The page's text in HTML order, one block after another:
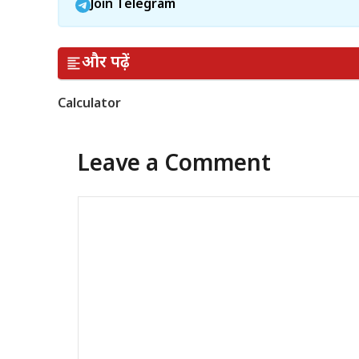
Join Telegram
और पढ़ें
Calculator
Leave a Comment